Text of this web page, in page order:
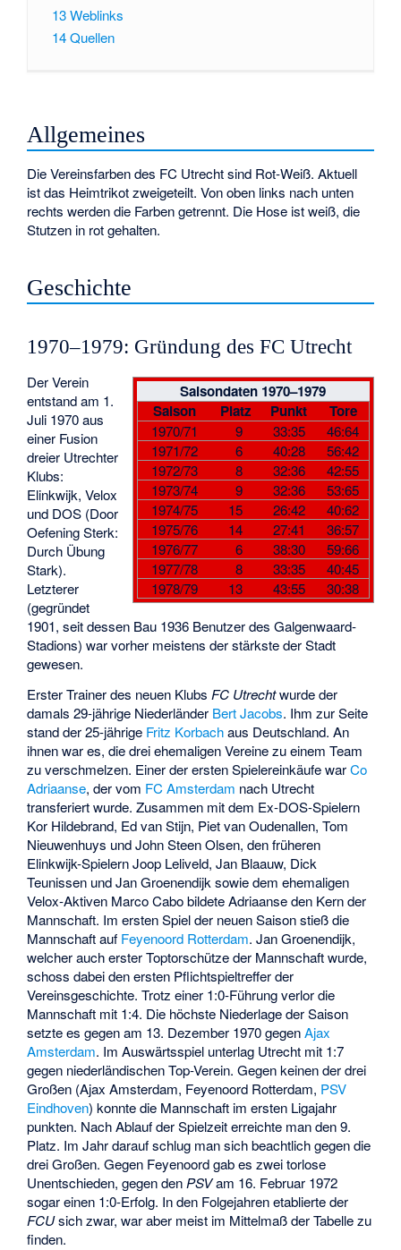
13Weblinks
14Quellen
Allgemeines
Die Vereinsfarben des FC Utrecht sind Rot-Weiß. Aktuell
ist das Heimtrikot zweigeteilt. Von oben links nach unten
rechts werden die Farben getrennt. Die Hose ist weiß, die
Stutzen in rot gehalten.
Geschichte
1970–1979: Gründung des FC Utrecht
Saisondaten 1970–1979
Saison
Platz Punkt Tore
1970/71 9 33:35
46:64
1971/72
6 40:28
56:42
1972/73
8 32:36
42:55
1973/74
9 32:36
53:65
1974/75
15 26:42
40:62
1975/76
14 27:41
36:57
1976/77
6 38:30
59:66
1977/78
8 33:35
40:45
1978/79
13 43:55 30:38
Der Verein
entstand am 1.
Juli 1970 aus
einer Fusion
dreier Utrechter
Klubs:
Elinkwijk, Velox
und DOS (Door
Oefening Sterk:
Durch Übung
Stark).
Letzterer
(gegründet
1901, seit dessen Bau 1936 Benutzer des Galgenwaard-
Stadions) war vorher meistens der stärkste der Stadt
gewesen.
Erster Trainer des neuen KlubsFC Utrechtwurde der
damals 29-jährige Niederländer Bert Jacobs. Ihm zur Seite
stand der 25-jährige Fritz Korbachaus Deutschland. An
ihnen war es, die drei ehemaligen Vereine zu einem Team
zu verschmelzen. Einer der ersten Spielereinkäufe warCo
Adriaanse, der vom FC Amsterdam nach Utrecht
transferiert wurde. Zusammen mit dem Ex-DOS-Spielern
Kor Hildebrand, Ed van Stijn, Piet van Oudenallen,Tom
Nieuwenhuys undJohn Steen Olsen, den früheren
Elinkwijk-SpielernJoop Leliveld,Jan Blaauw, Dick
Teunissen undJan Groenendijksowie dem ehemaligen
Velox-Aktiven Marco Cabobildete Adriaanse den Kern der
Mannschaft. Im ersten Spiel der neuen Saison stieß die
Mannschaft auf Feyenoord Rotterdam. Jan Groenendijk,
welcher auch erster Toptorschütze der Mannschaft wurde,
schoss dabei den ersten Pflichtspieltreffer der
Vereinsgeschichte. Trotz einer 1:0-Führung verlor die
Mannschaft mit 1:4. Die höchste Niederlage der Saison
setzte es gegen am 13. Dezember 1970 gegenAjax
Amsterdam. Im Auswärtsspiel unterlag Utrecht mit 1:7
gegen niederländischen Top-Verein. Gegen keinen der drei
Großen (Ajax Amsterdam, Feyenoord Rotterdam, PSV
Eindhoven) konnte die Mannschaft im ersten Ligajahr
punkten. Nach Ablauf der Spielzeit erreichte man den 9.
Platz. Im Jahr darauf schlug man sich beachtlich gegen die
drei Großen. Gegen Feyenoord gab es zwei torlose
Unentschieden, gegen denPSVam 16. Februar 1972
sogar einen 1:0-Erfolg. In den Folgejahren etablierte der
FCUsich zwar, war aber meist im Mittelmaß der Tabelle zu
finden.